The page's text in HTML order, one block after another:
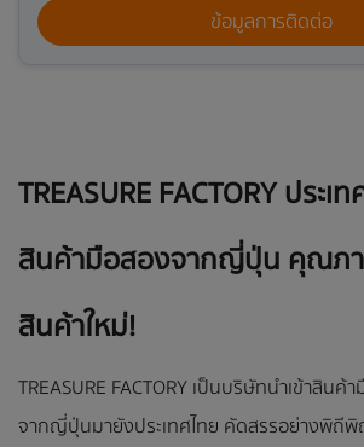
ข้อมูลการติดต่อ
TREASURE FACTORY ประ
สินค้ามือสองจากญี่ปุ่น คุณภ
สินค้าใหม่!
TREASURE FACTORY เป็นบริษัทนำเข้าสิน
จากญี่ปุ่นมายังประเทศไทย คัดสรรอย่างพิถี